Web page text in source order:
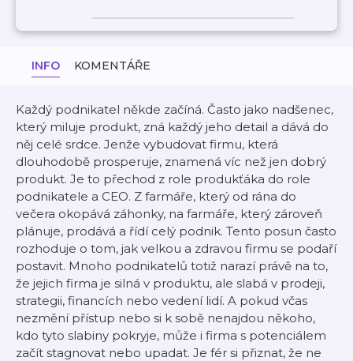
INFO KOMENTÁŘE
Každý podnikatel někde začíná. Často jako nadšenec,
který miluje produkt, zná každý jeho detail a dává do
něj celé srdce. Jenže vybudovat firmu, která
dlouhodobě prosperuje, znamená víc než jen dobrý
produkt. Je to přechod z role produkťáka do role
podnikatele a CEO. Z farmáře, který od rána do
večera okopává záhonky, na farmáře, který zároveň
plánuje, prodává a řídí celý podnik. Tento posun často
rozhoduje o tom, jak velkou a zdravou firmu se podaří
postavit. Mnoho podnikatelů totiž narazí právě na to,
že jejich firma je silná v produktu, ale slabá v prodeji,
strategii, financích nebo vedení lidí. A pokud včas
nezmění přístup nebo si k sobě nenajdou někoho,
kdo tyto slabiny pokryje, může i firma s potenciálem
začít stagnovat nebo upadat. Je fér si přiznat, že ne